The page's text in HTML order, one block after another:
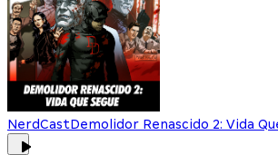
NerdCastDemolidor Renascido 2: Vida